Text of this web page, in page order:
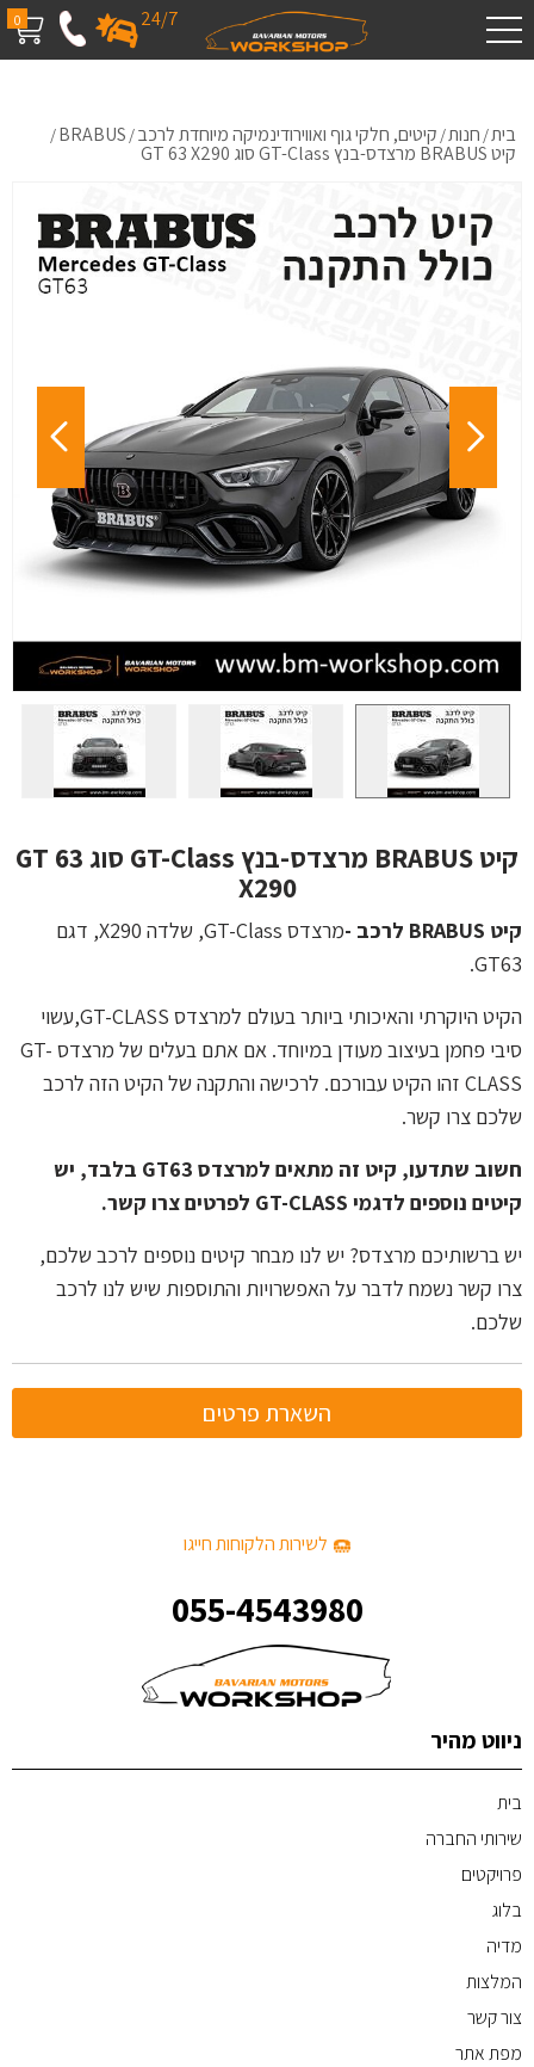
0 24/7
בית/ חנות/ קיטים, חלקי גוף ואווירודינמיקה מיוחדת לרכב/
BRABUS
/
קיט BRABUS מרצדס-בנץ GT-Class סוג GT 63 X290
קיט BRABUS מרצדס-בנץ GT-Class סוג GT 63
X290
קיט BRABUS לרכב -
מרצדס GT-Class, שלדה X290, דגם
GT63.
הקיט היוקרתי והאיכותי ביותר בעולם למרצדס GT-CLASS,עשוי
סיבי פחמן בעיצוב מעודן במיוחד. אם אתם בעלים של מרצדס GT-
CLASS זהו הקיט עבורכם. לרכישה והתקנה של הקיט הזה לרכב
שלכם צרו קשר.
חשוב שתדעו, קיט זה מתאים למרצדס GT63 בלבד, יש
קיטים נוספים לדגמי GT-CLASS לפרטים צרו קשר.
יש ברשותיכם מרצדס? יש לנו מבחר קיטים נוספים לרכב שלכם,
צרו קשר נשמח לדבר על האפשרויות והתוספות שיש לנו לרכב
שלכם.
השארת פרטים
לשירות הלקוחות חייגו
055-4543980
ניווט מהיר
בית
שירותי החברה
פרויקטים
בלוג
מדיה
המלצות
צור קשר
מפת אתר